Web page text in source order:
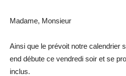
Madame, Monsieur
Ainsi que le prévoit notre calendrier
end débute ce vendredi soir et se
inclus.